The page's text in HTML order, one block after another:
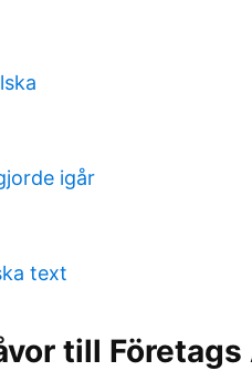
igår
text
till